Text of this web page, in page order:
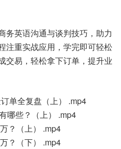
务英语沟通与谈判技巧，助力
注重实战应用，学完即可轻松
交易，轻松拿下订单，提升业
单全复盘（上） .mp4
哪些？（上） .mp4
？（上） .mp4
？（下） .mp4